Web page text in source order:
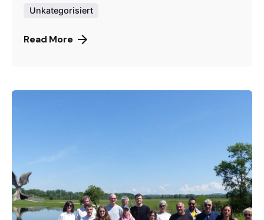
Unkategorisiert
Read More